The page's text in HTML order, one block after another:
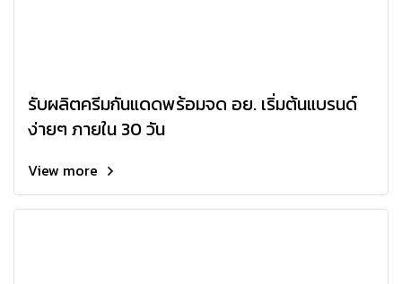
รับผลิตครีมกันแดดพร้อมจด อย. เริ่มต้นแบรนด์
ง่ายๆ ภายใน 30 วัน
View more